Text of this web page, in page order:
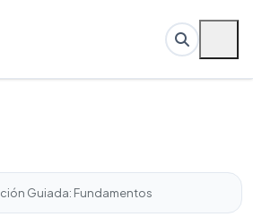
Guiada: Fundamentos